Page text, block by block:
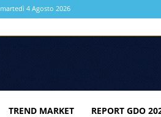
martedì 4 Agosto 2026
TREND MARKET REPORT GDO